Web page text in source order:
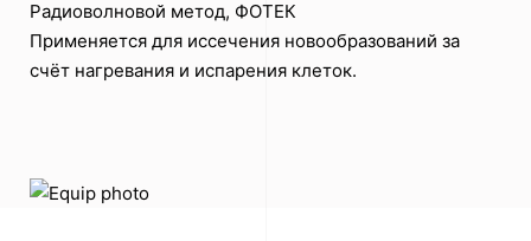
Радиоволновой метод, ФОТЕК
Применяется для иссечения новообразований за
счёт нагревания и испарения клеток.